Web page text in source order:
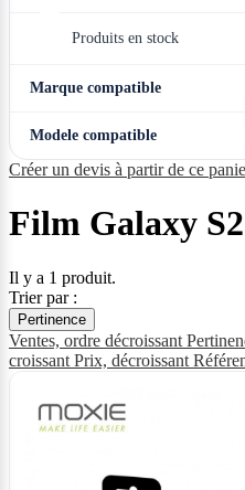
Produits en stock
Marque compatible
Modele compatible
Créer un devis à partir de ce
Film Galaxy
Il y a 1 produit.
Trier par :
Pertinence
Ventes, ordre décroissant
croissant Prix, décroissant